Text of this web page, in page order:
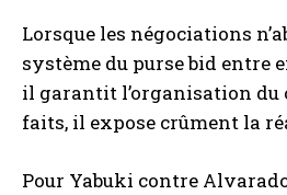
Lorsque les négociations
système du purse bid entre
il garantit l’organisation du
faits, il expose crûment la
Pour Yabuki contre